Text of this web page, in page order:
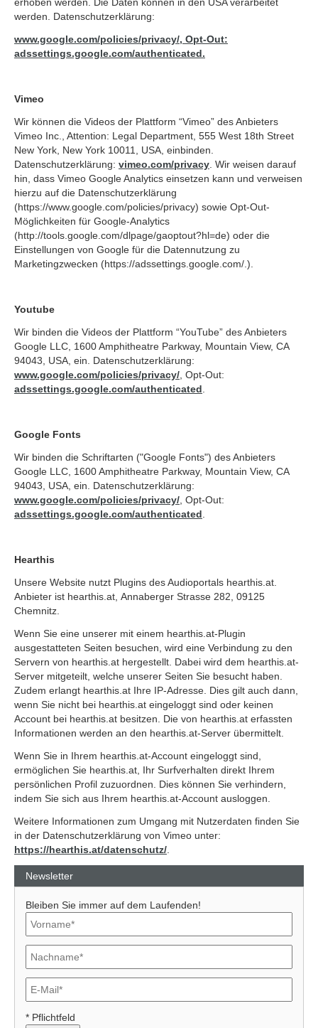
erhoben werden. Die Daten können in den USA verarbeitet
werden. Datenschutzerklärung:
www.google.com/policies/privacy/, Opt-Out:
adssettings.google.com/authenticated.
Vimeo
Wir können die Videos der Plattform “Vimeo” des Anbieters
Vimeo Inc., Attention: Legal Department, 555 West 18th Street
New York, New York 10011, USA, einbinden.
Datenschutzerklärung: vimeo.com/privacy. Wir weisen darauf
hin, dass Vimeo Google Analytics einsetzen kann und verweisen
hierzu auf die Datenschutzerklärung
(https://www.google.com/policies/privacy) sowie Opt-Out-
Möglichkeiten für Google-Analytics
(http://tools.google.com/dlpage/gaoptout?hl=de) oder die
Einstellungen von Google für die Datennutzung zu
Marketingzwecken (https://adssettings.google.com/.).
Youtube
Wir binden die Videos der Plattform “YouTube” des Anbieters
Google LLC, 1600 Amphitheatre Parkway, Mountain View, CA
94043, USA, ein. Datenschutzerklärung:
www.google.com/policies/privacy/, Opt-Out:
adssettings.google.com/authenticated.
Google Fonts
Wir binden die Schriftarten ("Google Fonts") des Anbieters
Google LLC, 1600 Amphitheatre Parkway, Mountain View, CA
94043, USA, ein. Datenschutzerklärung:
www.google.com/policies/privacy/, Opt-Out:
adssettings.google.com/authenticated.
Hearthis
Unsere Website nutzt Plugins des Audioportals hearthis.at.
Anbieter ist hearthis.at, Annaberger Strasse 282, 09125
Chemnitz.
Wenn Sie eine unserer mit einem hearthis.at-Plugin
ausgestatteten Seiten besuchen, wird eine Verbindung zu den
Servern von hearthis.at hergestellt. Dabei wird dem hearthis.at-
Server mitgeteilt, welche unserer Seiten Sie besucht haben.
Zudem erlangt hearthis.at Ihre IP-Adresse. Dies gilt auch dann,
wenn Sie nicht bei hearthis.at eingeloggt sind oder keinen
Account bei hearthis.at besitzen. Die von hearthis.at erfassten
Informationen werden an den hearthis.at-Server übermittelt.
Wenn Sie in Ihrem hearthis.at-Account eingeloggt sind,
ermöglichen Sie hearthis.at, Ihr Surfverhalten direkt Ihrem
persönlichen Profil zuzuordnen. Dies können Sie verhindern,
indem Sie sich aus Ihrem hearthis.at-Account ausloggen.
Weitere Informationen zum Umgang mit Nutzerdaten finden Sie
in der Datenschutzerklärung von Vimeo unter:
https://hearthis.at/datenschutz/.
Newsletter
Bleiben Sie immer auf dem Laufenden!
* Pflichtfeld